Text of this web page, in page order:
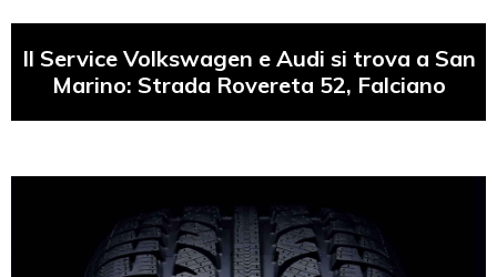
Il Service Volkswagen e Audi si trova a San
Marino: Strada Rovereta 52, Falciano